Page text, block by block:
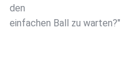
den
einfachen Ball zu warten?"